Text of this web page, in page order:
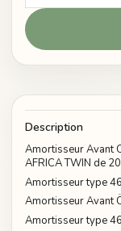
Description
Amortisseur Avant
AFRICA TWIN de
Amortisseur type
Amortisseur Avant
Amortisseur type